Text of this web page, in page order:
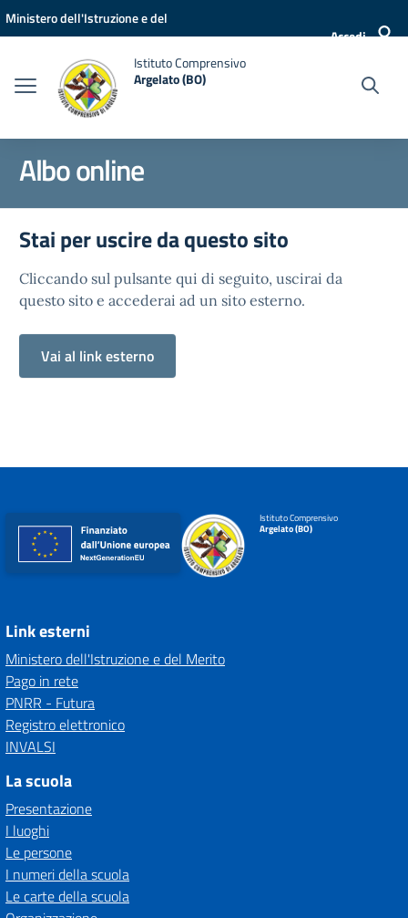
Vai ai contenuti
Vai al menu di navigazione
Vai al footer
Ministero dell'Istruzione e del
Accedi
Istituto Comprensivo
Argelato (BO)
Albo online
Stai per uscire da questo sito
Cliccando sul pulsante qui di seguito, uscirai da
questo sito e accederai ad un sito esterno.
Vai al link esterno
Istituto Comprensivo
Argelato (BO)
Link esterni
Ministero dell'Istruzione e del Merito
Pago in rete
PNRR - Futura
Registro elettronico
INVALSI
La scuola
Presentazione
I luoghi
Le persone
I numeri della scuola
Le carte della scuola